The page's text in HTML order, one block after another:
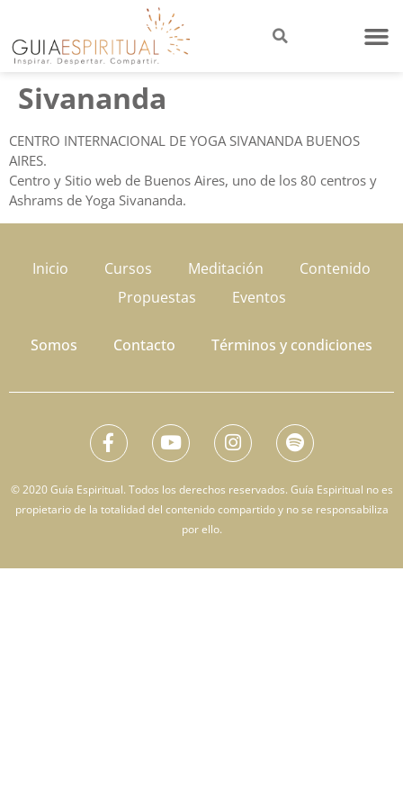
Sivananda
CENTRO INTERNACIONAL DE YOGA SIVANANDA BUENOS
AIRES.
Centro y Sitio web de Buenos Aires, uno de los 80 centros y
Ashrams de Yoga Sivananda.
Inicio Cursos Meditación
Contenido
Propuestas
Eventos
Somos Contacto Términos y condiciones
© 2020 Guía Espiritual. Todos los derechos reservados. Guía Espiritual no es
propietario de la totalidad del contenido compartido y no se responsabiliza
por ello.